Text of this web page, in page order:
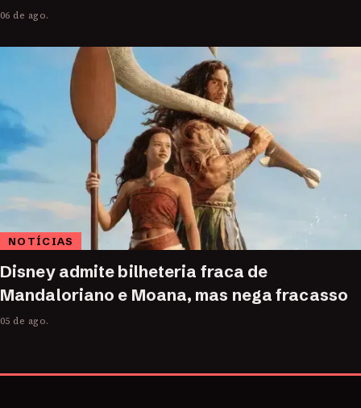
06 de ago.
NOTÍCIAS
Disney admite bilheteria fraca de
Mandaloriano e Moana, mas nega fracasso
05 de ago.